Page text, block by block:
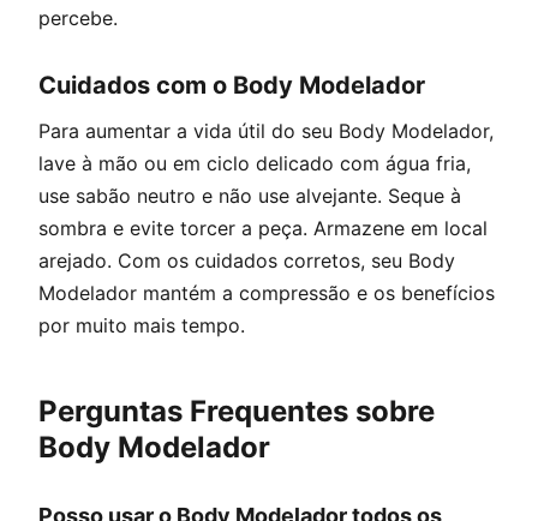
percebe.
Cuidados com o Body Modelador
Para aumentar a vida útil do seu Body Modelador,
lave à mão ou em ciclo delicado com água fria,
use sabão neutro e não use alvejante. Seque à
sombra e evite torcer a peça. Armazene em local
arejado. Com os cuidados corretos, seu Body
Modelador mantém a compressão e os benefícios
por muito mais tempo.
Perguntas Frequentes sobre
Body Modelador
Posso usar o Body Modelador todos os